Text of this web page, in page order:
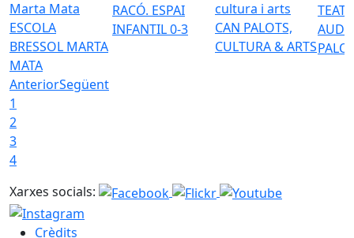
ESCOLA
BRESSOL MARTA
MATA
RACÓ. ESPAI
INFANTIL 0-3
CAN PALOTS,
CULTURA & ARTS
AnteriorSegüent
1
2
3
4
Xarxes socials:
Crèdits